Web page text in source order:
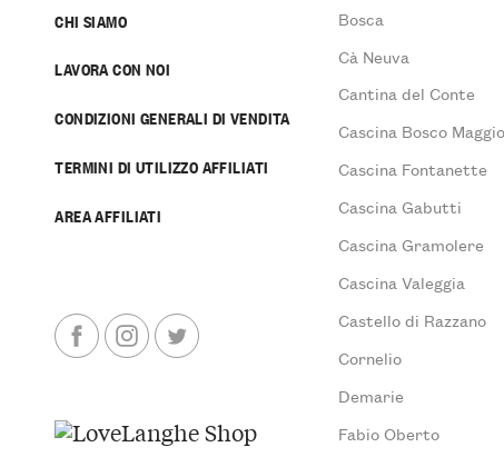
CHI SIAMO
LAVORA CON NOI
CONDIZIONI GENERALI DI VENDITA
TERMINI DI UTILIZZO AFFILIATI
AREA AFFILIATI
Bosca
Cà Neuva
Cantina del Conte
Cascina Bosco
Cascina Fontanette
Cascina Gabutti
Cascina Gramolere
Cascina Valeggia
Castello di Razzano
Cornelio
Demarie
Fabio Oberto